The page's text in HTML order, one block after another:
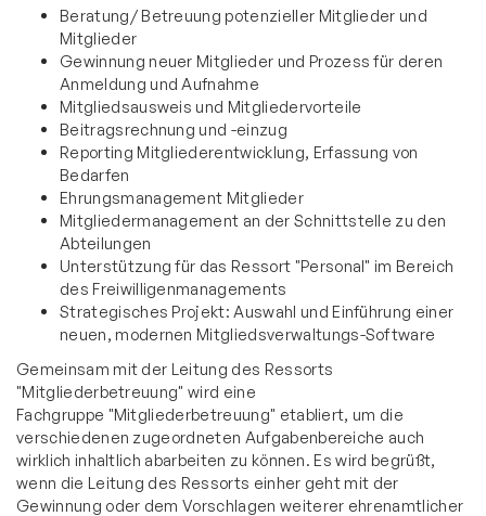
Beratung/ Betreuung potenzieller Mitglieder und
Mitglieder
Gewinnung neuer Mitglieder und Prozess für deren
Anmeldung und Aufnahme
Mitgliedsausweis und Mitgliedervorteile
Beitragsrechnung und -einzug
Reporting Mitgliederentwicklung, Erfassung von
Bedarfen
Ehrungsmanagement Mitglieder
Mitgliedermanagement an der Schnittstelle zu den
Abteilungen
Unterstützung für das Ressort "Personal" im Bereich
des Freiwilligenmanagements
Strategisches Projekt: Auswahl und Einführung einer
neuen, modernen Mitgliedsverwaltungs-Software
Gemeinsam mit der Leitung des Ressorts
"Mitgliederbetreuung" wird eine
Fachgruppe "Mitgliederbetreuung" etabliert, um die
verschiedenen zugeordneten Aufgabenbereiche auch
wirklich inhaltlich abarbeiten zu können. Es wird begrüßt,
wenn die Leitung des Ressorts einher geht mit der
Gewinnung oder dem Vorschlagen weiterer ehrenamtlicher